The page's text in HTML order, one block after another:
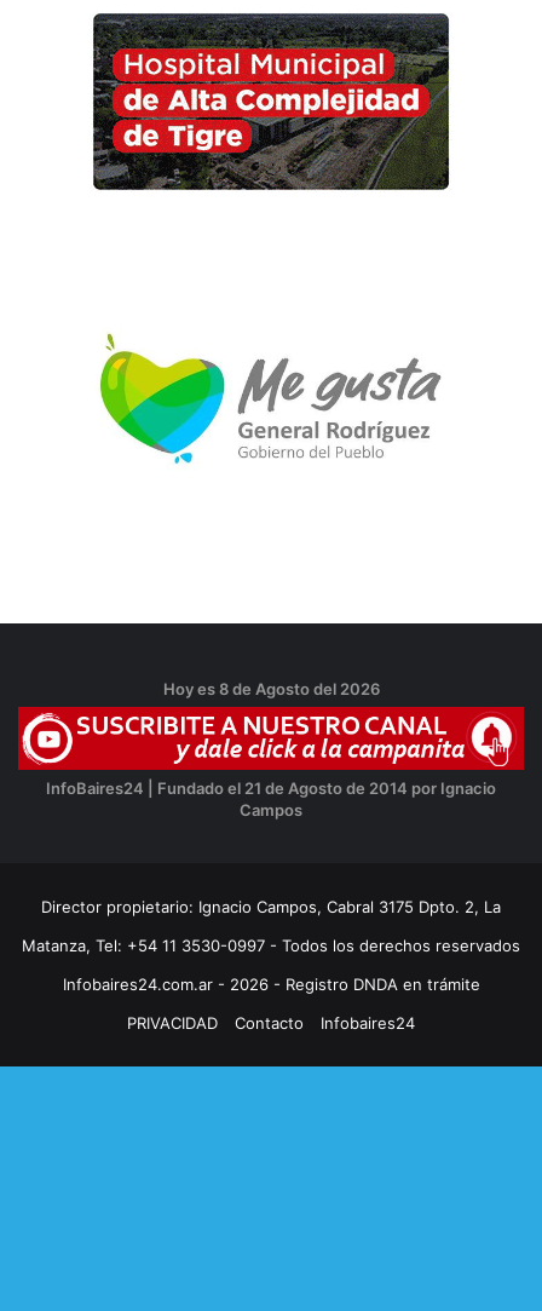
Hoy es 8 de Agosto del 2026
InfoBaires24 | Fundado el 21 de Agosto de 2014 por Ignacio
Campos
Director propietario: Ignacio Campos, Cabral 3175 Dpto. 2, La
Matanza, Tel: +54 11 3530-0997 - Todos los derechos reservados
Infobaires24.com.ar - 2026 - Registro DNDA en trámite
PRIVACIDAD
Contacto Infobaires24